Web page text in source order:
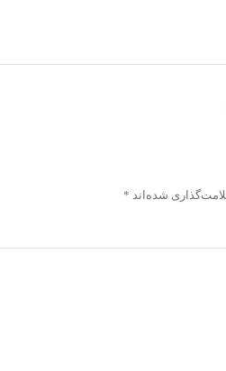
شده‌اند *